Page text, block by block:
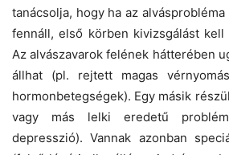
tanácsolja, hogy ha az
fennáll, első körben kivizsgálást
Az alvászavarok felének hátterében
állhat (pl. rejtett magas
hormonbetegségek). Egy másik
vagy más lelki eredetű
depresszió). Vannak azonban